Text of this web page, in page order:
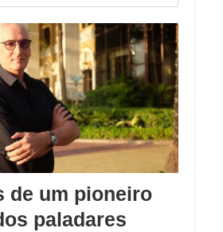
de um pioneiro
paladares